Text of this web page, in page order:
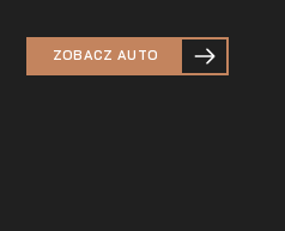
ZOBACZ AUTO